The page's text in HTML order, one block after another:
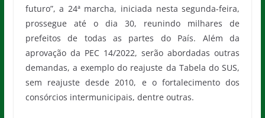
futuro”, a 24ª marcha, iniciada nesta segunda-feira,
prossegue até o dia 30, reunindo milhares de
prefeitos de todas as partes do País. Além da
aprovação da PEC 14/2022, serão abordadas outras
demandas, a exemplo do reajuste da Tabela do SUS,
sem reajuste desde 2010, e o fortalecimento dos
consórcios intermunicipais, dentre outras.